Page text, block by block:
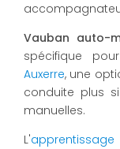
Vauban auto-
spécifique
Auxerre, une
conduite plus
manuelles.
L'